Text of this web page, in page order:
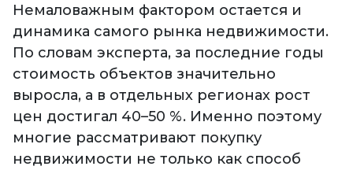
Немаловажным фактором остается и
динамика самого рынка недвижимости.
По словам эксперта, за последние годы
стоимость объектов значительно
выросла, а в отдельных регионах рост
цен достигал 40–50 %. Именно поэтому
многие рассматривают покупку
недвижимости не только как способ